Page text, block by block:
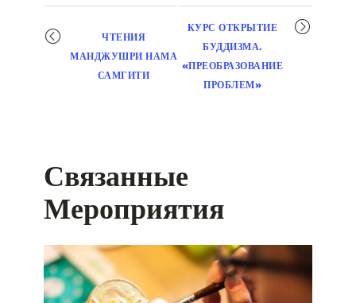
Мероприятие
навигация
ЧТЕНИЯ
МАНДЖУШРИ НАМА
САМГИТИ
КУРС ОТКРЫТИЕ
БУДДИЗМА.
«ПРЕОБРАЗОВАНИЕ
ПРОБЛЕМ»
Связанные
Мероприятия